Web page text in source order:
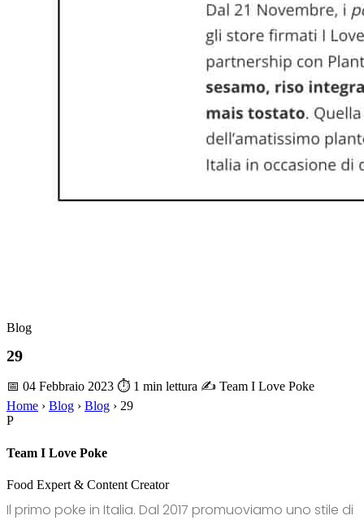
Blog
29
📅 04 Febbraio 2023 ⏱ 1 min lettura ✍️ Team I Love Poke
Home › Blog › Blog › 29
P
Team I Love Poke
Food Expert & Content Creator
Il primo poke in Italia. Dal 2017 promuoviamo uno stile di